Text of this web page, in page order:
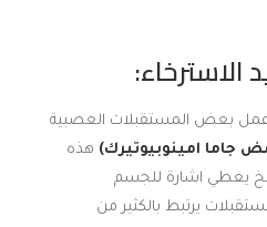
عمل بعض المستقبلات العصبية
جاما امينوبيوتيرك) هذه
يعطي اشارة للجسم
يرتبط بالكثير من